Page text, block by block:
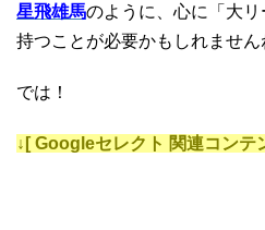
星飛雄馬のように、心に「大
持つことが必要かもしれません
では！
↓[ Googleセレクト 関連コンテ